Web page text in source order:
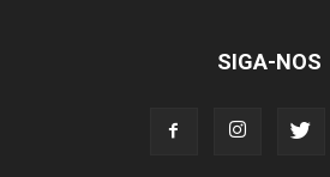
SIGA-NOS